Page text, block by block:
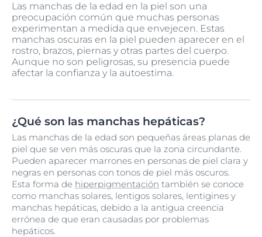
Las manchas de la edad en la piel son una
preocupación común que muchas personas
experimentan a medida que envejecen. Estas
manchas oscuras en la piel pueden aparecer en el
rostro, brazos, piernas y otras partes del cuerpo.
Aunque no son peligrosas, su presencia puede
afectar la confianza y la autoestima.
¿Qué son las manchas hepáticas?
Las manchas de la edad son pequeñas áreas planas de
piel que se ven más oscuras que la zona circundante.
Pueden aparecer marrones en personas de piel clara y
negras en personas con tonos de piel más oscuros.
Esta forma de hiperpigmentación también se conoce
como manchas solares, lentigos solares, lentigines y
manchas hepáticas, debido a la antigua creencia
errónea de que eran causadas por problemas
hepáticos.